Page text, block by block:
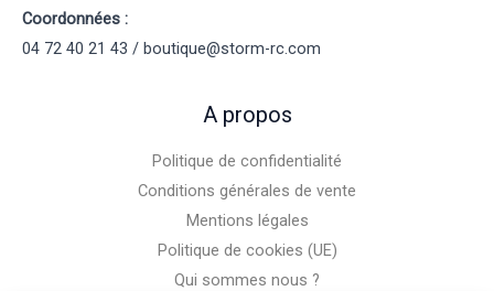
Coordonnées :
04 72 40 21 43 / boutique@storm-rc.com
A propos
Politique de confidentialité
Conditions générales de vente
Mentions légales
Politique de cookies (UE)
Qui sommes nous ?